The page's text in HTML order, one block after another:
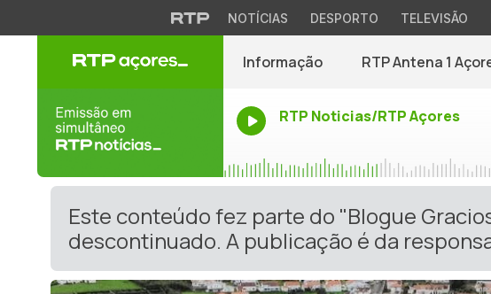
NOTÍCIAS DESPORTO TELEVISÃO
Informação RTP Antena 1
RTP Noticias/RTP Açores
Este conteúdo fez parte do "Blogue
descontinuado. A publicação é da